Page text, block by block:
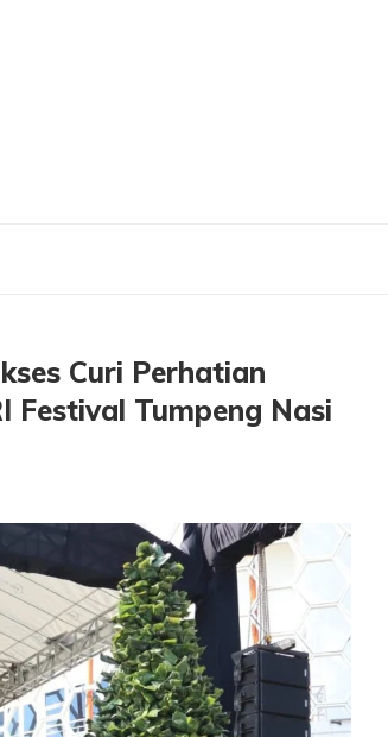
Curi Perhatian
Festival Tumpeng Nasi